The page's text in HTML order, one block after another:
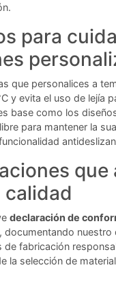
para
que personalices a
y evita el uso de lejía
base como los
para mantener la
que
calidad
declaración de
, documentando nuestro
de fabricación
la selección de